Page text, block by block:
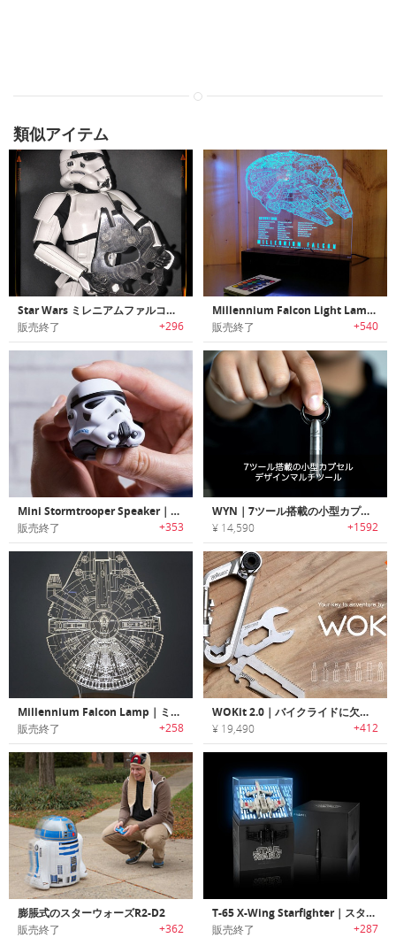
類似アイテム
Star Wars ミレニアムファルコン型マルチツール
販売終了 +296
Millennium Falcon Light Lamp ｜内部を精密に表現したクリスタルアクリル製ミレニアムファルコンランプ
販売終了 +540
Mini Stormtrooper Speaker｜ストームトルーパーをモチーフにデザインされた手のひらサイズのミニスピーカー
販売終了 +353
WYN｜7ツール搭載の小型カプセルデザインマルチツール
¥ 14,590 +1592
Millennium Falcon Lamp｜ミレニアムファルコンLEDライト
販売終了 +258
WOKit 2.0｜バイクライドに欠かせないカラビナデザインユニバーサルマルチツール「ウォキット2.0」
¥ 19,490 +412
膨脹式のスターウォーズR2-D2
販売終了 +362
T-65 X-Wing Starfighter｜スター・ウォーズT65Xウイングスターファイターモデルクワッドコプタードローン
販売終了 +287